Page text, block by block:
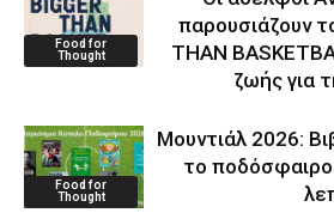
Food for
Thought
παρουσιάζουν
THAN
ζωής για
Food for
Thought
Μουντιάλ 2026:
το